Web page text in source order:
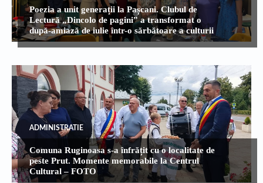
Poezia a unit generații la Pașcani. Clubul de
Lectură „Dincolo de pagini” a transformat o
după-amiază de iulie într-o sărbătoare a culturii
ADMINISTRATIE
Comuna Ruginoasa s-a înfrățit cu o localitate de
peste Prut. Momente memorabile la Centrul
Cultural – FOTO